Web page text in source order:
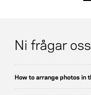
Ni frågar
How to arrange photos in